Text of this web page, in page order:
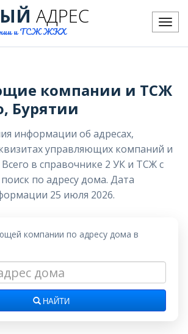
Меню
АДРЕС
и ТСЖ ЖКХ
компании и ТСЖ
Бурятии
информации об адресах,
управляющих компаний и
в справочнике 2 УК и ТСЖ с
по адресу дома. Дата
25 июля 2026.
компании по адресу дома в
НАЙТИ